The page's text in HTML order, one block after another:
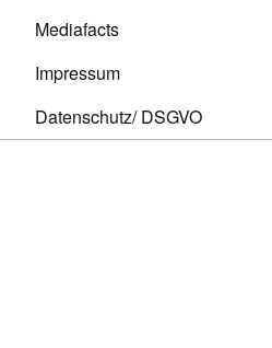
Mediafacts
Impressum
Datenschutz/ DSGVO